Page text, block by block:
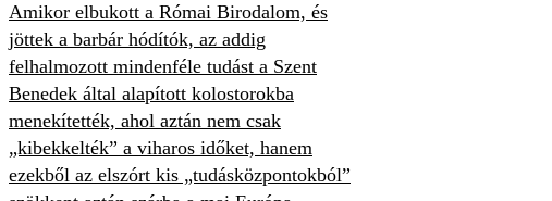
Amikor elbukott a Római Birodalom, és
jöttek a barbár hódítók, az addig
felhalmozott mindenféle tudást a Szent
Benedek által alapított kolostorokba
menekítették, ahol aztán nem csak
„kibekkelték” a viharos időket, hanem
ezekből az elszórt kis „tudásközpontokból”